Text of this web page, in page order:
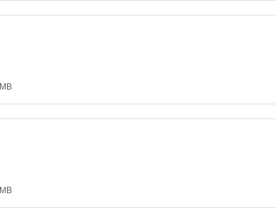
الحجم: 200.00 MB
الحجم: 250.00 MB